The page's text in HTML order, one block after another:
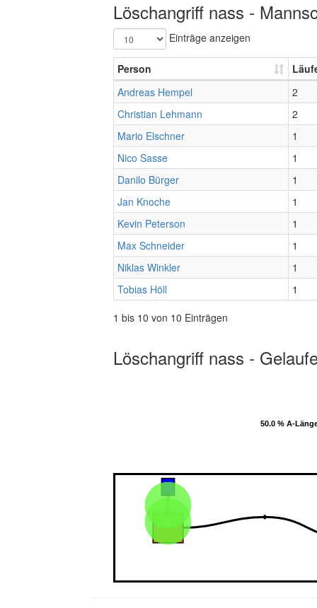
Löschangriff nass -
Einträge anzeigen
Person
Andreas Hempel
2
Christian Lehmann
2
Mario Elschner
1
Nico Sasse
1
Danilo Bürger
1
Jan Knoche
1
Kevin Peterson
1
Max Schneider
1
Niklas Winkler
1
Tobias Höll
1
1 bis 10 von 10 Einträgen
Löschangriff nass -
50.0 % A-
50.0 % A-